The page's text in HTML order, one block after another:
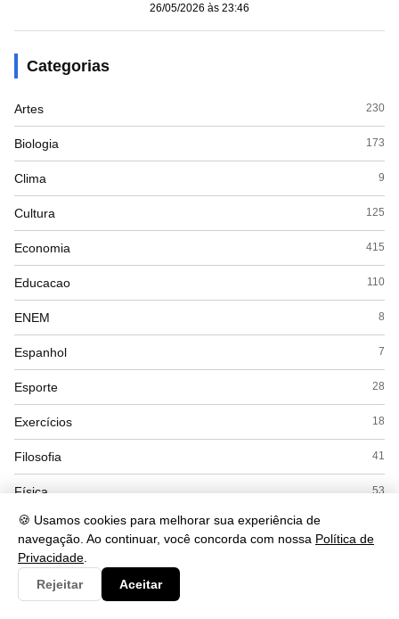
🍪 Usamos cookies para melhorar sua experiência de
navegação. Ao continuar, você concorda com nossa Política de
Privacidade
Rejeitar
Aceitar
26/05/2026 às 23:46
Categorias
Artes 230
Biologia 173
Clima 9
Cultura 125
Economia 415
Educacao 110
ENEM 8
Espanhol 7
Esporte 28
Exercícios 18
Filosofia 41
Física 53
Geografia
Gramática
História